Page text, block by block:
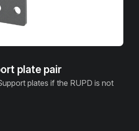
plate pair
plates if the RUPD is not